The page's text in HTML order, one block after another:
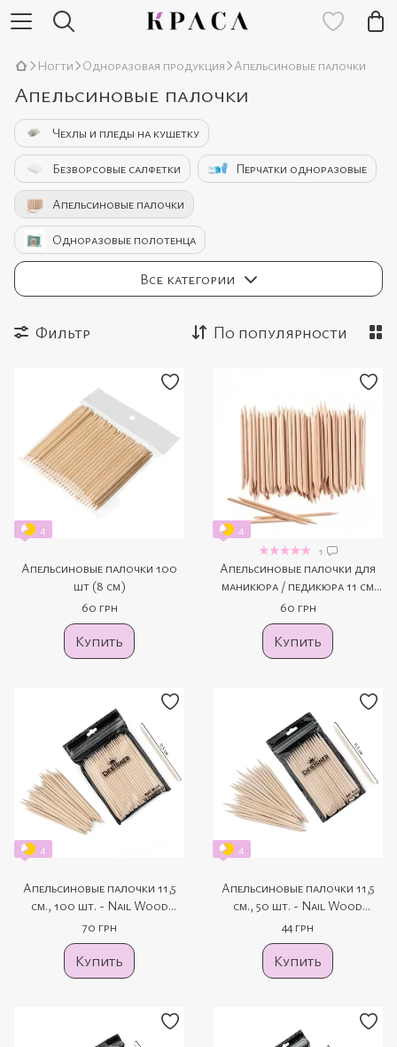
Ногти Одноразовая продукция Апельсиновые палочки
Апельсиновые палочки
Чехлы и пледы на кушетку
Безворсовые салфетки Перчатки одноразовые
Апельсиновые палочки
Одноразовые полотенца
Одноразовые и многоразовые маски
Все категории
Фильтр По популярности
4
Апельсиновые палочки 100
шт (8 см)
60 грн
Купить
4
1
Апельсиновые палочки для
маникюра / педикюра 11 см
(100 штук)
60 грн
Купить
4
Апельсиновые палочки 11,5
см., 100 шт. - Nail Wood
Designer
70 грн
Купить
4
Апельсиновые палочки 11,5
см., 50 шт. - Nail Wood
Designer
44 грн
Купить